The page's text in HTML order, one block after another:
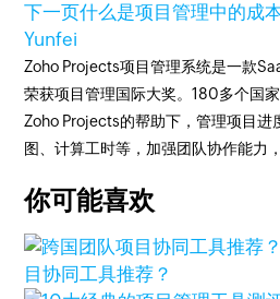
下一页什么是项目管理中的成
Yunfei
Zoho Projects项目管理系统是一款
荣获项目管理国际大奖。180多个国
Zoho Projects的帮助下，管理项目进
图、计算工时等，加强团队协作能力
你可能喜欢
目协同工具推荐？